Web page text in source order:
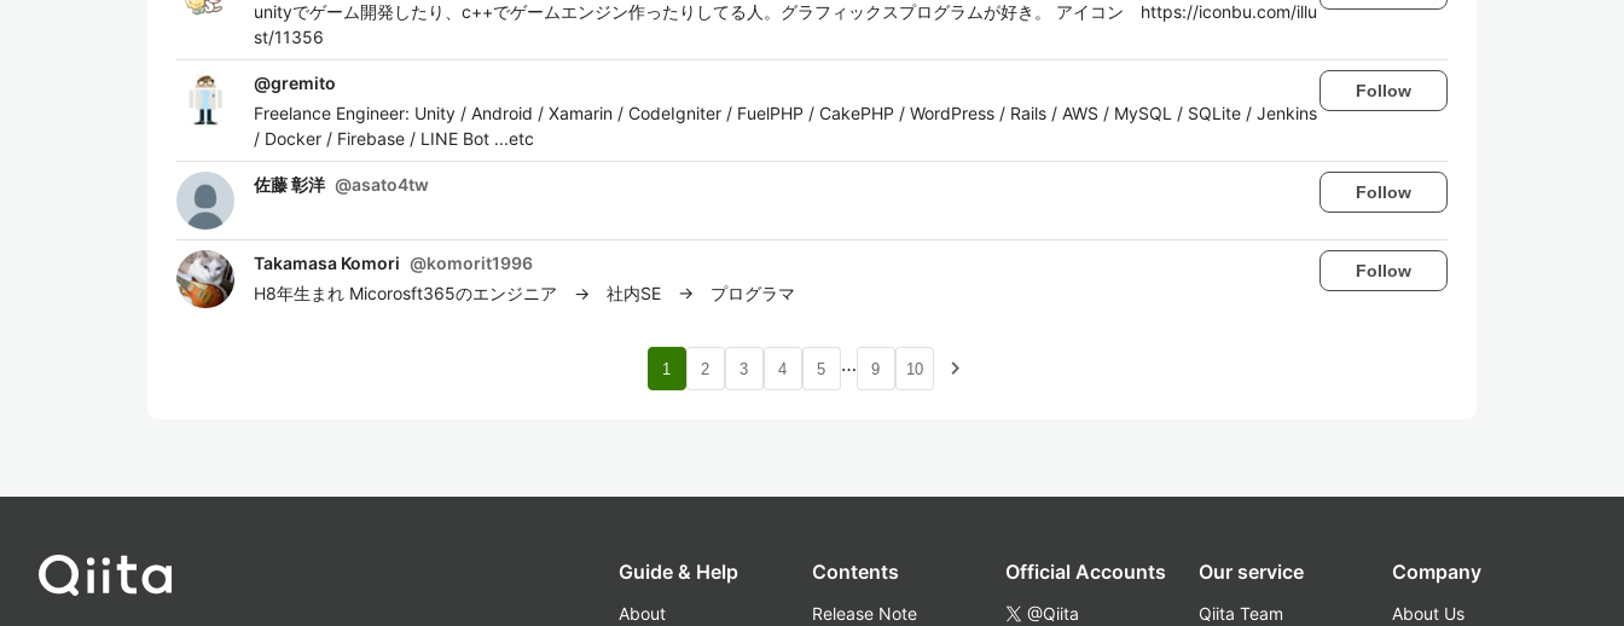
unityでゲーム開発したり、c++でゲームエンジン作ったりしてる人。グラフィックスプログラムが好き。 アイコン https://iconbu.com/illu
st/11356
@gremito
Freelance Engineer: Unity / Android / Xamarin / CodeIgniter / FuelPHP / CakePHP / WordPress / Rails / AWS / MySQL / SQLite / Jenkins
/ Docker / Firebase / LINE Bot ...etc
Follow
佐藤 彰洋 @asato4tw Follow
Takamasa Komori @komorit1996
H8年生まれ Micorosft365のエンジニア → 社内SE → プログラマ
Follow
1 2 3 4 5 … 9 10 navigate_next
Guide & Help
About
Contents
Release Note
Official Accounts
@Qiita
Our service
Qiita Team
Company
About Us